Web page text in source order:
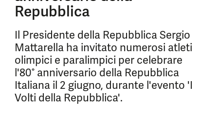
Repubblica
Il Presidente della Repubblica Sergio
Mattarella ha invitato numerosi atleti
olimpici e paralimpici per celebrare
l'80° anniversario della Repubblica
Italiana il 2 giugno, durante l'evento 'I
Volti della Repubblica'.